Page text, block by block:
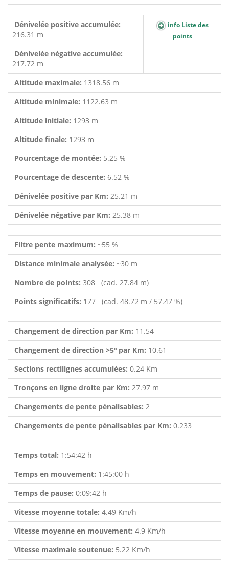
Dénivelée positive accumulée:
216.31 m
info Liste des
points
Dénivelée négative accumulée:
217.72 m
Altitude maximale: 1318.56 m
Altitude minimale: 1122.63 m
Altitude initiale: 1293 m
Altitude finale: 1293 m
Pourcentage de montée: 5.25 %
Pourcentage de descente: 6.52 %
Dénivelée positive par Km: 25.21 m
Dénivelée négative par Km: 25.38 m
Filtre pente maximum: ~55 %
Distance minimale analysée: ~30 m
Nombre de points: 308 (cad. 27.84 m)
Points significatifs: 177 (cad. 48.72 m / 57.47 %)
Changement de direction par Km: 11.54
Changement de direction >5º par Km: 10.61
Sections rectilignes accumulées: 0.24 Km
Tronçons en ligne droite par Km: 27.97 m
Changements de pente pénalisables: 2
Changements de pente pénalisables par Km: 0.233
Temps total: 1:54:42 h
Temps en mouvement: 1:45:00 h
Temps de pause: 0:09:42 h
Vitesse moyenne totale: 4.49 Km/h
Vitesse moyenne en mouvement: 4.9 Km/h
Vitesse maximale soutenue: 5.22 Km/h